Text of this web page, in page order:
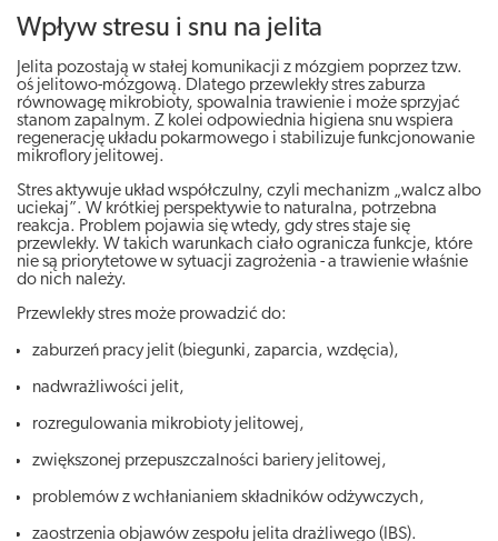
Wpływ stresu i snu na jelita
Jelita pozostają w stałej komunikacji z mózgiem poprzez tzw.
oś jelitowo-mózgową. Dlatego przewlekły stres zaburza
równowagę mikrobioty, spowalnia trawienie i może sprzyjać
stanom zapalnym. Z kolei odpowiednia higiena snu wspiera
regenerację układu pokarmowego i stabilizuje funkcjonowanie
mikroflory jelitowej.
Stres aktywuje układ współczulny, czyli mechanizm „walcz albo
uciekaj”. W krótkiej perspektywie to naturalna, potrzebna
reakcja. Problem pojawia się wtedy, gdy stres staje się
przewlekły. W takich warunkach ciało ogranicza funkcje, które
nie są priorytetowe w sytuacji zagrożenia - a trawienie właśnie
do nich należy.
Przewlekły stres może prowadzić do:
zaburzeń pracy jelit (biegunki, zaparcia, wzdęcia),
nadwrażliwości jelit,
rozregulowania mikrobioty jelitowej,
zwiększonej przepuszczalności bariery jelitowej,
problemów z wchłanianiem składników odżywczych,
zaostrzenia objawów zespołu jelita drażliwego (IBS).